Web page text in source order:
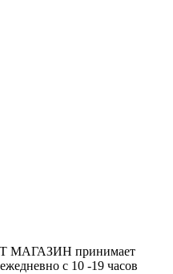
МАГАЗИН принимает
с 10 -19 часов